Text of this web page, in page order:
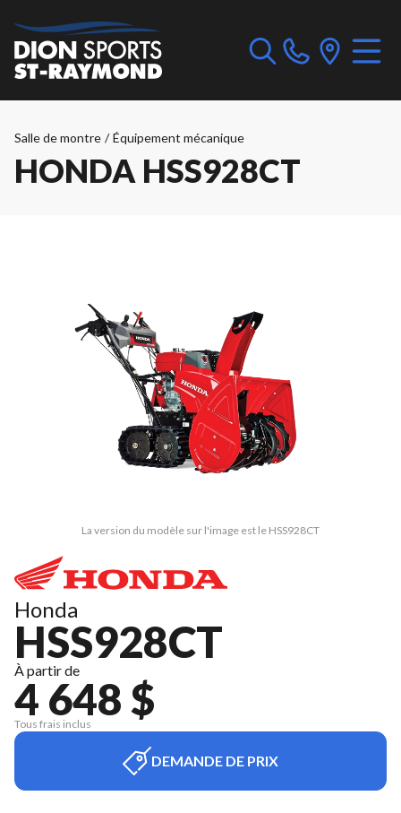
Salle de montre / Équipement mécanique
HONDA HSS928CT
La version du modèle sur l'image est le HSS928CT
Honda
HSS928CT
À partir de
4 648 $
Tous frais inclus
DEMANDE DE PRIX